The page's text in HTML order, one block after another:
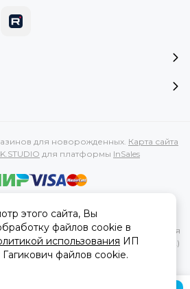
для новорожденных. Карта сайта
для платформы InSales
товаров и услуг, носит
и ни при каких условиях не является
положениями Статьи 437(2)
кодекса РФ.
этого сайта, Вы
файлов cookie в
использования ИП
файлов cookie.